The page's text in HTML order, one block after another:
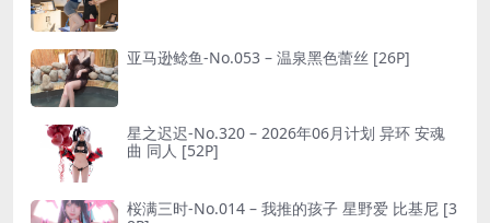
亚马逊鲶鱼-No.053 – 温泉黑色蕾丝 [26P]
星之迟迟-No.320 – 2026年06月计划 异环 安魂
曲 同人 [52P]
桜满三时-No.014 – 我推的孩子 星野爱 比基尼 [3